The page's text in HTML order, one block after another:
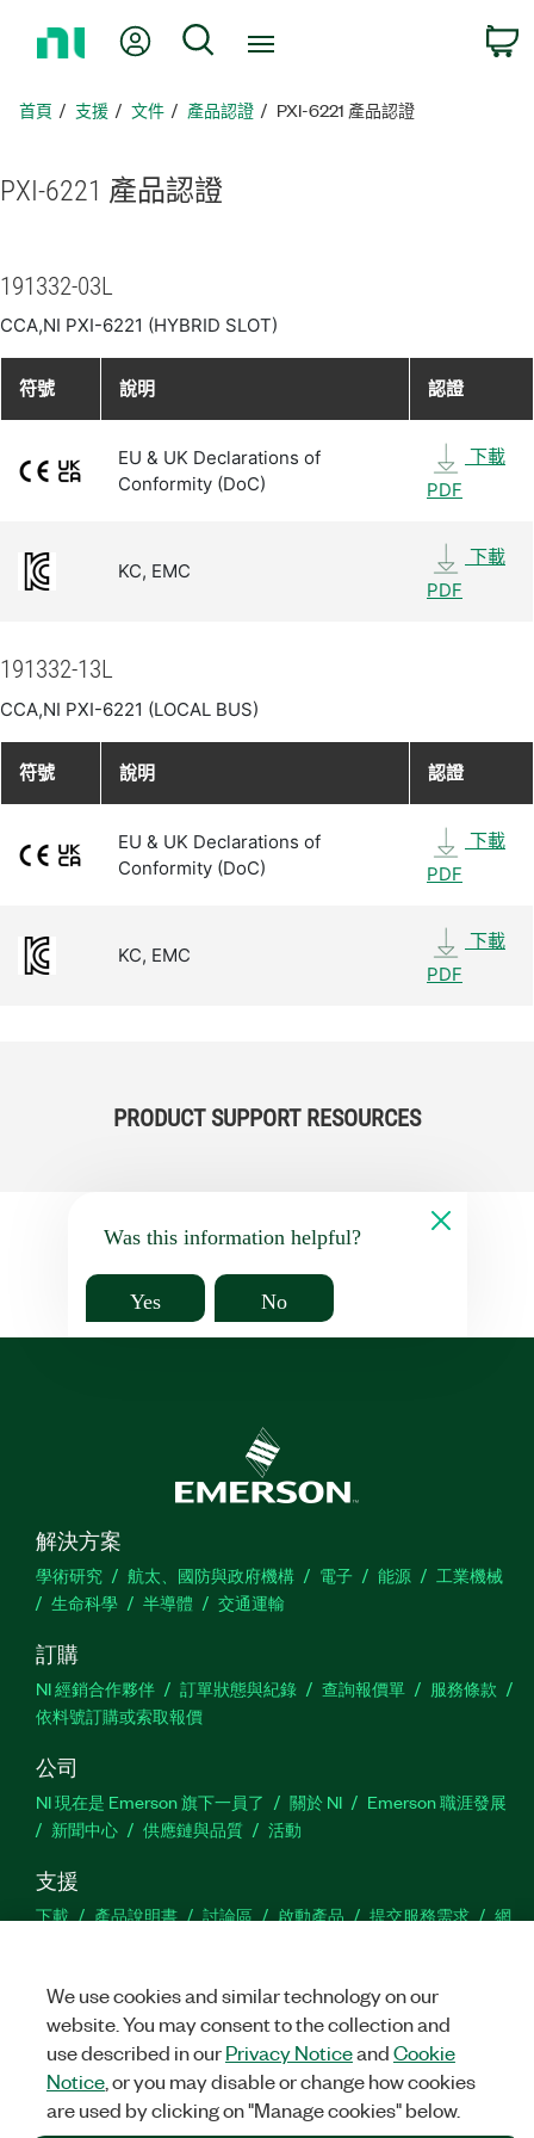
頁
我的帳號 搜尋
首頁 支援 文件 產品認證 PXI-6221 產品認證
PXI-6221 產品認證
191332-03L
CCA,NI PXI-6221 (HYBRID SLOT)
符號 說明 認證
EU & UK Declarations of
Conformity (DoC)
下載
PDF
KC, EMC
下載
PDF
191332-13L
CCA,NI PXI-6221 (LOCAL BUS)
符號 說明 認證
EU & UK Declarations of
Conformity (DoC)
下載
PDF
KC, EMC
下載
PDF
PRODUCT SUPPORT RESOURCES
Was this information helpful?
Yes No
解決方案
學術研究 航太、國防與政府機構 電子 能源
工業機械
生命科學
半導體 交通運輸
訂購
NI 經銷合作夥伴 訂單狀態與紀錄 查詢報價單
服務條款
依料號訂購或索取報價
公司
NI 現在是 Emerson 旗下一員了 關於 NI
Emerson 職涯發展
新聞中心
供應鏈與品質 活動
支援
下載 產品說明書 討論區 啟動產品 提交服務需求
網
TwitterFacebook
©NATIONAL INSTRUMENTS CORP. 保留所有權利。
We use cookies and similar technology on our
website. You may consent to the collection and
use described in ourPrivacy NoticeandCookie
Notice, or you may disable or change how cookies
are used by clicking on "Manage cookies" below.